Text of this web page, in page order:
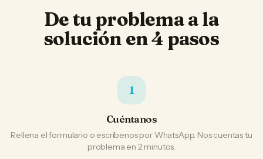
De tu problema a la
solución en 4 pasos
1
Cuéntanos
Rellena el formulario o escríbenos por WhatsApp. Nos cuentas tu
problema en 2 minutos.